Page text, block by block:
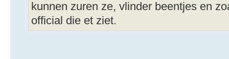
kunnen zuren ze, vlinder beentjes en
official die et ziet.